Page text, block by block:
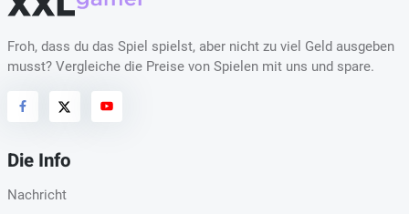
Froh, dass du das Spiel spielst, aber nicht zu viel Geld ausgeben
musst? Vergleiche die Preise von Spielen mit uns und spare.
Die Info
Nachricht